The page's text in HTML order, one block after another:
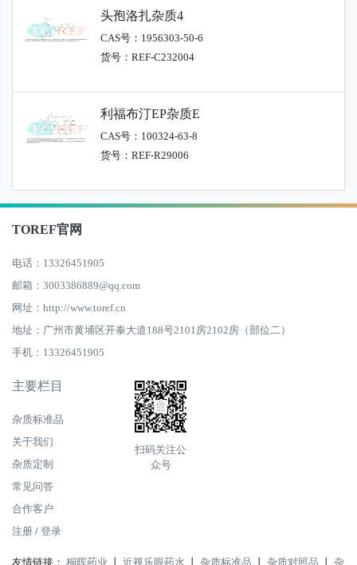
头孢洛扎杂质4
CAS号：1956303-50-6
货号：REF-C232004
利福布汀EP杂质E
CAS号：100324-63-8
货号：REF-R29006
TOREF官网
电话：13326451905
邮箱：3003386889@qq.com
网址：http://www.toref.cn
地址：广州市黄埔区开泰大道188号2101房2102房（部位二）
手机：13326451905
主要栏目
杂质标准品
关于我们
杂质定制
常见问答
合作客户
注册 / 登录
扫码关注公
众号